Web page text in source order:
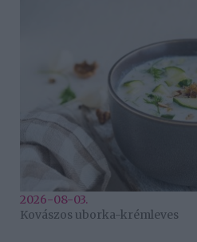
2026-08-03.
Kovászos uborka-krémleves